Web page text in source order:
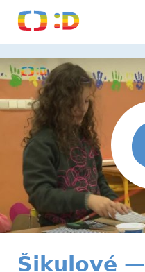
Šikulové —